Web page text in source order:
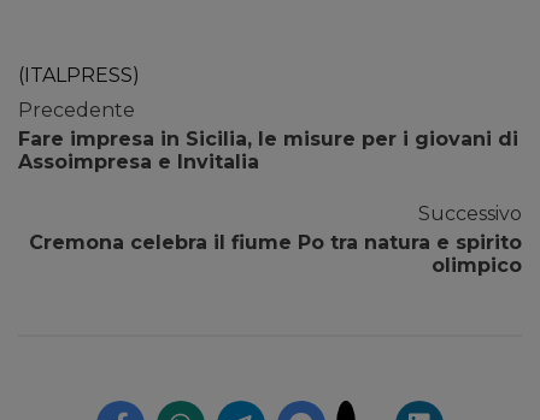
(ITALPRESS)
Precedente
Fare impresa in Sicilia, le misure per i giovani di
Assoimpresa e Invitalia
Successivo
Cremona celebra il fiume Po tra natura e spirito
olimpico